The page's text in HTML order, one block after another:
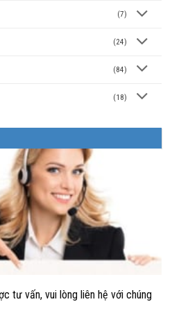
(7)
(24)
(84)
(18)
tư vấn, vui lòng liên hệ với chúng